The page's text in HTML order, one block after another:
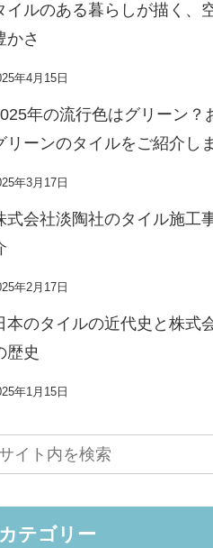
イルのある暮らしが描く、
かさ
年4月15日
年の流行色はグリーン？
リーンのタイルをご紹介し
年3月17日
式会社淡陶社のタイル施工
年2月17日
本のタイルの近代史と株式
歴史
年1月15日
カテゴリー